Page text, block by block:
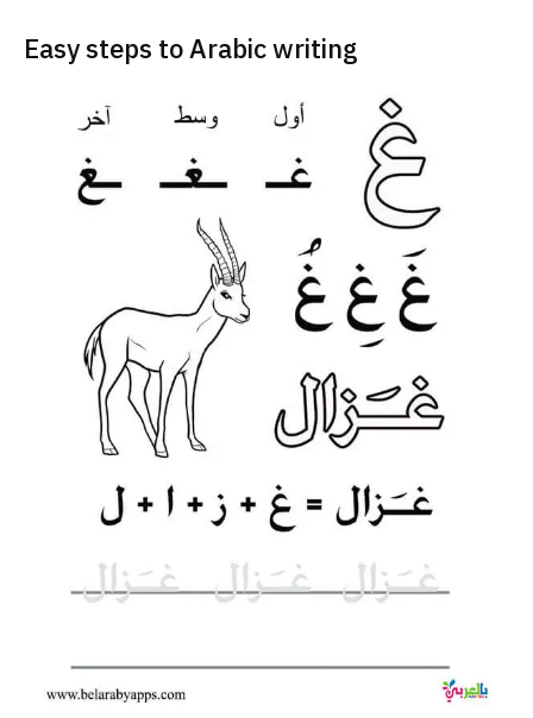
Easy steps to Arabic writing